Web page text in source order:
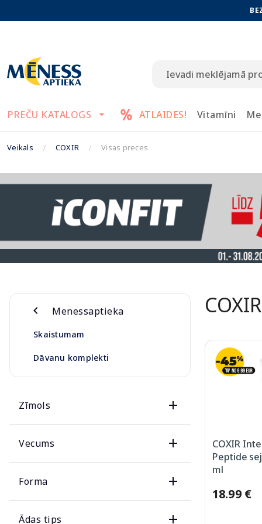
PREČU KATALOGS ATLAIDES! Vitamīni
Veikals COXIR Visas preces
Menessaptieka
Skaistumam
Dāvanu komplekti
Zīmols
Vecums
Forma
Ādas tips
COXIR
COXIR
Peptide
ml
18.99 €